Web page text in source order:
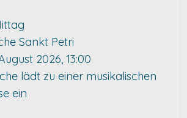
Sankt Petri
2026, 13:00
lädt zu einer musikalischen
ein